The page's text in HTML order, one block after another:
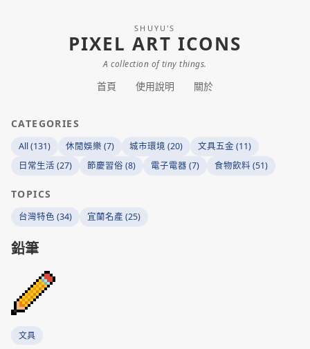
SHUYU'S
PIXEL ART ICONS
A collection of tiny things.
首頁 使用說明 關於
CATEGORIES
All (131) 休閒娛樂 (7) 城市環境 (20)
文具五金 (11)
日常生活 (27)
節慶習俗 (8) 電子電器 (7) 食物飲料 (51)
TOPICS
台灣特色 (34) 宜蘭名產 (25)
鉛筆
文具